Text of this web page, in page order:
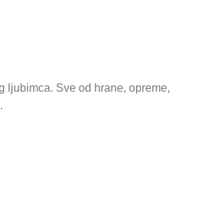
ljubimca. Sve od hrane, opreme,